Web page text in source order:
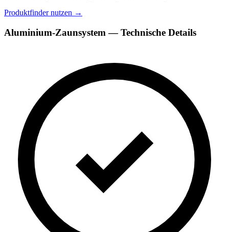
Produktfinder nutzen →
Aluminium-Zaunsystem — Technische Details